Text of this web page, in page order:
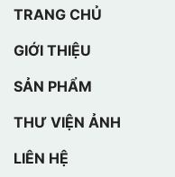
TRANG CHỦ
GIỚI THIỆU
SẢN PHẨM
THƯ VIỆN ẢNH
LIÊN HỆ